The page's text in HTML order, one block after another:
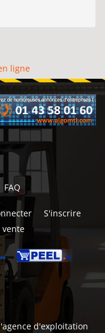
ligne
FAQ
S'inscrire
vente
agence d'exploitation